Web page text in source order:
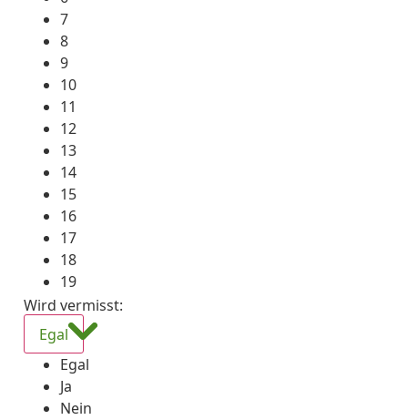
7
8
9
10
11
12
13
14
15
16
17
18
19
Wird vermisst:
Egal
Egal
Ja
Nein